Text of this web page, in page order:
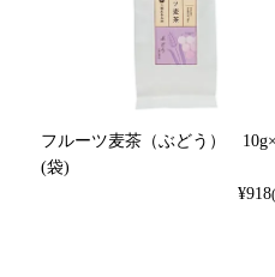
フルーツ麦茶（ぶどう）
(袋)
¥918